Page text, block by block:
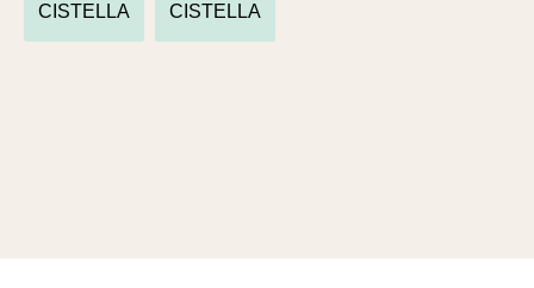
CISTELLA
CISTELLA